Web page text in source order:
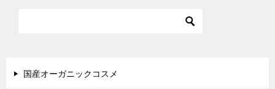
シ
国産オーガニックコスメ